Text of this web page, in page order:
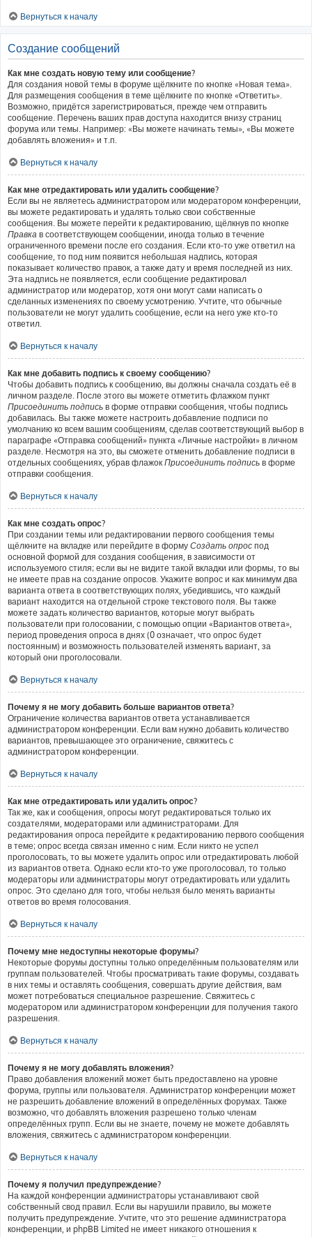
Вернуться к началу
Создание сообщений
Как мне создать новую тему или сообщение?
Для создания новой темы в форуме щёлкните по кнопке «Новая тема».
Для размещения сообщения в теме щёлкните по кнопке «Ответить».
Возможно, придётся зарегистрироваться, прежде чем отправить
сообщение. Перечень ваших прав доступа находится внизу страниц
форума или темы. Например: «Вы можете начинать темы», «Вы можете
добавлять вложения» и т.п.
Вернуться к началу
Как мне отредактировать или удалить сообщение?
Если вы не являетесь администратором или модератором конференции,
вы можете редактировать и удалять только свои собственные
сообщения. Вы можете перейти к редактированию, щёлкнув по кнопке
Правка в соответствующем сообщении, иногда только в течение
ограниченного времени после его создания. Если кто-то уже ответил на
сообщение, то под ним появится небольшая надпись, которая
показывает количество правок, а также дату и время последней из них.
Эта надпись не появляется, если сообщение редактировал
администратор или модератор, хотя они могут сами написать о
сделанных изменениях по своему усмотрению. Учтите, что обычные
пользователи не могут удалить сообщение, если на него уже кто-то
ответил.
Вернуться к началу
Как мне добавить подпись к своему сообщению?
Чтобы добавить подпись к сообщению, вы должны сначала создать её в
личном разделе. После этого вы можете отметить флажком пункт
Присоединить подпись в форме отправки сообщения, чтобы подпись
добавилась. Вы также можете настроить добавление подписи по
умолчанию ко всем вашим сообщениям, сделав соответствующий выбор в
параграфе «Отправка сообщений» пункта «Личные настройки» в личном
разделе. Несмотря на это, вы сможете отменить добавление подписи в
отдельных сообщениях, убрав флажок Присоединить подпись в форме
отправки сообщения.
Вернуться к началу
Как мне создать опрос?
При создании темы или редактировании первого сообщения темы
щёлкните на вкладке или перейдите в форму Создать опрос под
основной формой для создания сообщения, в зависимости от
используемого стиля; если вы не видите такой вкладки или формы, то вы
не имеете прав на создание опросов. Укажите вопрос и как минимум два
варианта ответа в соответствующих полях, убедившись, что каждый
вариант находится на отдельной строке текстового поля. Вы также
можете задать количество вариантов, которые могут выбрать
пользователи при голосовании, с помощью опции «Вариантов ответа»,
период проведения опроса в днях (0 означает, что опрос будет
постоянным) и возможность пользователей изменять вариант, за
который они проголосовали.
Вернуться к началу
Почему я не могу добавить больше вариантов ответа?
Ограничение количества вариантов ответа устанавливается
администратором конференции. Если вам нужно добавить количество
вариантов, превышающее это ограничение, свяжитесь с
администратором конференции.
Вернуться к началу
Как мне отредактировать или удалить опрос?
Так же, как и сообщения, опросы могут редактироваться только их
создателями, модераторами или администраторами. Для
редактирования опроса перейдите к редактированию первого сообщения
в теме; опрос всегда связан именно с ним. Если никто не успел
проголосовать, то вы можете удалить опрос или отредактировать любой
из вариантов ответа. Однако если кто-то уже проголосовал, то только
модераторы или администраторы могут отредактировать или удалить
опрос. Это сделано для того, чтобы нельзя было менять варианты
ответов во время голосования.
Вернуться к началу
Почему мне недоступны некоторые форумы?
Некоторые форумы доступны только определённым пользователям или
группам пользователей. Чтобы просматривать такие форумы, создавать
в них темы и оставлять сообщения, совершать другие действия, вам
может потребоваться специальное разрешение. Свяжитесь с
модератором или администратором конференции для получения такого
разрешения.
Вернуться к началу
Почему я не могу добавлять вложения?
Право добавления вложений может быть предоставлено на уровне
форума, группы или пользователя. Администратор конференции может
не разрешить добавление вложений в определённых форумах. Также
возможно, что добавлять вложения разрешено только членам
определённых групп. Если вы не знаете, почему не можете добавлять
вложения, свяжитесь с администратором конференции.
Вернуться к началу
Почему я получил предупреждение?
На каждой конференции администраторы устанавливают свой
собственный свод правил. Если вы нарушили правило, вы можете
получить предупреждение. Учтите, что это решение администратора
конференции, и phpBB Limited не имеет никакого отношения к